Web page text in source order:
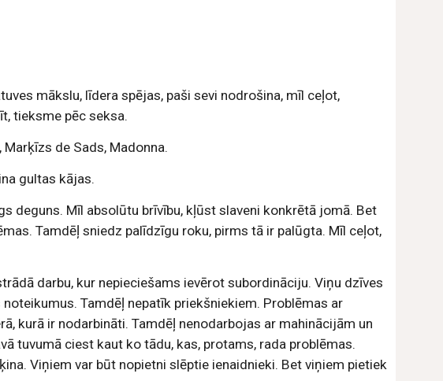
mākslu, līdera spējas, paši sevi nodrošina, mīl ceļot,
tieksme pēc seksa.
de Sads, Madonna.
gultas kājas.
deguns. Mīl absolūtu brīvību, kļūst slaveni konkrētā jomā. Bet
Tamdēļ sniedz palīdzīgu roku, pirms tā ir palūgta. Mīl ceļot,
darbu, kur nepieciešams ievērot subordināciju. Viņu dzīves
Tamdēļ nepatīk priekšniekiem. Problēmas ar
kurā ir nodarbināti. Tamdēļ nenodarbojas ar mahinācijām un
tuvumā ciest kaut ko tādu, kas, protams, rada problēmas.
Viņiem var būt nopietni slēptie ienaidnieki. Bet viņiem pietiek